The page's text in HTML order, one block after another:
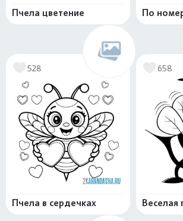
Пчела цветение По
528
Пчела в сердечках
658
Веселая